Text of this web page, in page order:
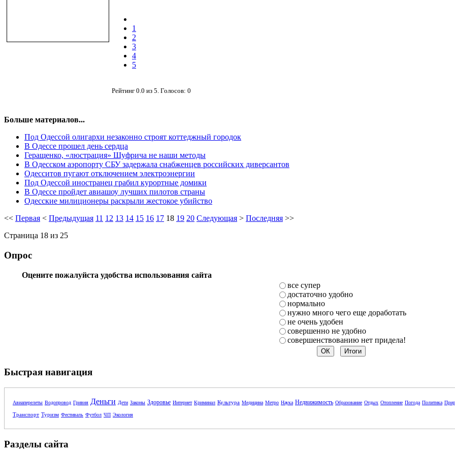
1
2
3
4
5
Рейтинг 0.0 из 5. Голосов: 0
Больше материалов...
Под Одессой олигархи незаконно строят коттеджный городок
В Одессе прошел день сердца
Геращенко, «люстрация» Шуфрича не наши методы
В Одесском аэропорту СБУ задержала снабженцев российских диверсантов
Одесситов пугают отключением электроэнергии
Под Одессой иностранец грабил курортные домики
В Одессе пройдет авиашоу лучших пилотов страны
Одесские милиционеры раскрыли жестокое убийство
<< Первая < Предыдущая 11 12 13 14 15 16 17 18 19 20 Следующая > Последняя >>
Страница 18 из 25
Опрос
Оцените пожалуйста удобства использования сайта
все супер
достаточно удобно
нормально
нужно много чего еще доработать
не очень удобен
совершенно не удобно
совершенствованию нет придела!
Быстрая навигация
Авиаперелеты Водопровод Гривня Деньги Дети Законы Здоровье Интернет Криминал Культура Медицина Метро Наука Недвижимость Образование Отдых Отопление Погода Политика
Транспорт Туризм Фестиваль Футбол ЧП Экология
Разделы сайта